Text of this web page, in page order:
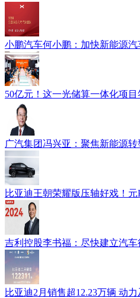
小鹏汽车何小鹏：加快新能源
50亿元！这一光储算一体化项
广汽集团冯兴亚：聚焦新能源
比亚迪王朝荣耀版压轴好戏！元
吉利控股李书福：尽快建立汽
比亚迪2月销售超12.23万辆 动